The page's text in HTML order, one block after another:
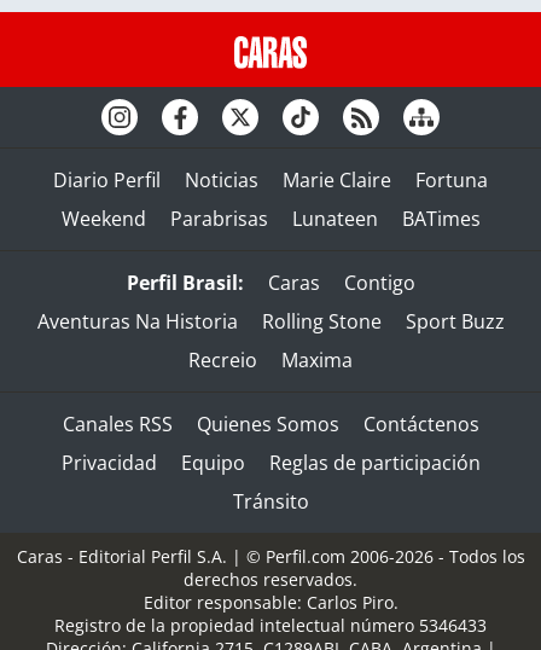
Diario Perfil Noticias Marie Claire
Fortuna
Weekend
Parabrisas Lunateen BATimes
Perfil Brasil: Caras
Contigo
Aventuras Na Historia
Rolling Stone
Sport Buzz
Recreio
Maxima
Canales RSS Quienes Somos
Contáctenos
Privacidad
Equipo
Reglas de participación
Tránsito
Caras - Editorial Perfil S.A. | © Perfil.com 2006-2026 - Todos los
derechos reservados.
Editor responsable: Carlos Piro.
Registro de la propiedad intelectual número 5346433